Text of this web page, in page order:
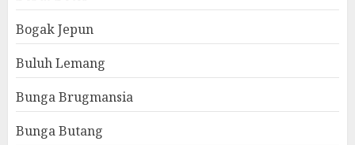
Bogak Jepun
Buluh Lemang
Bunga Brugmansia
Bunga Butang